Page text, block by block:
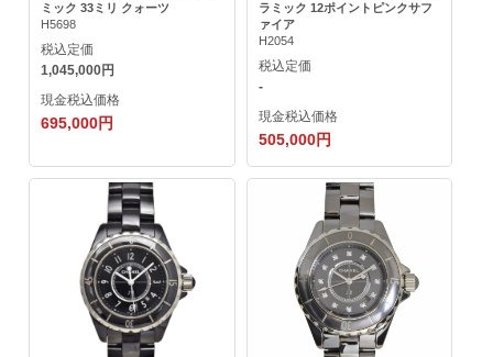
ミック 33ミリ クォーツ
H5698
税込定価
1,045,000円
現金税込価格
695,000円
ラミック 12ポイントピンクサフ
ァイア
H2054
税込定価
-
現金税込価格
505,000円